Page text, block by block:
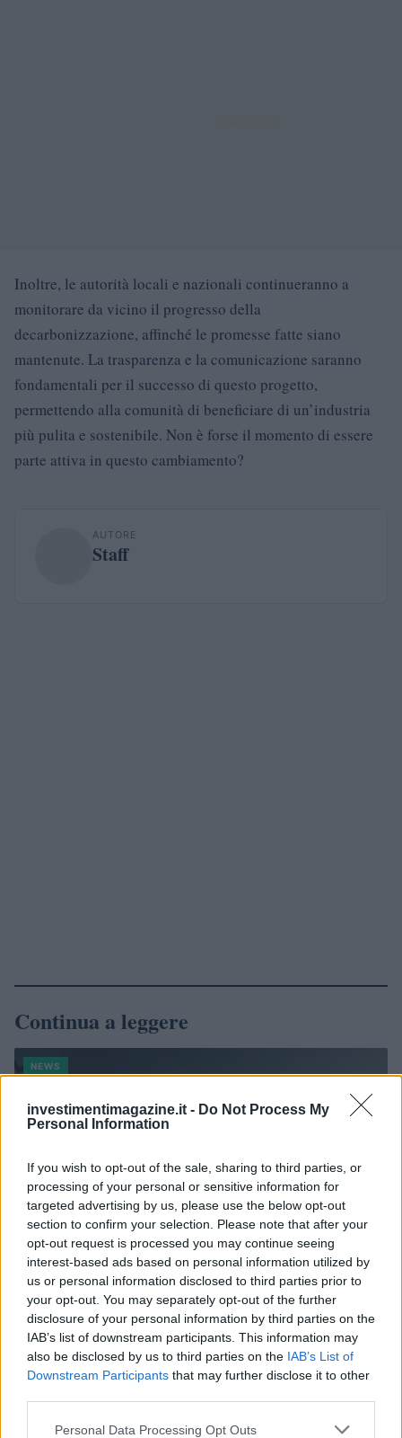
investimentimagazine.it - Do Not Process My
Personal Information
If you wish to opt-out of the sale, sharing to third parties, or
processing of your personal or sensitive information for
targeted advertising by us, please use the below opt-out
section to confirm your selection. Please note that after your
opt-out request is processed you may continue seeing
interest-based ads based on personal information utilized by
us or personal information disclosed to third parties prior to
your opt-out. You may separately opt-out of the further
disclosure of your personal information by third parties on the
IAB’s list of downstream participants. This information may
also be disclosed by us to third parties on the IAB’s List of
Downstream Participants that may further disclose it to other
Please note that this website/app uses one or more Google
Personal Data Processing Opt Outs
Inoltre, le autorità locali e nazionali continueranno a
monitorare da vicino il progresso della
decarbonizzazione, affinché le promesse fatte siano
mantenute. La trasparenza e la comunicazione saranno
fondamentali per il successo di questo progetto,
permettendo alla comunità di beneficiare di un’industria
più pulita e sostenibile. Non è forse il momento di essere
parte attiva in questo cambiamento?
AUTORE
Staff
Continua a leggere
NEWS
Petrolio in calo, Brent a 88.9 USD dopo un ribasso del 8.3%
Andrea Innocenti · 7 Ago 2026
NEWS